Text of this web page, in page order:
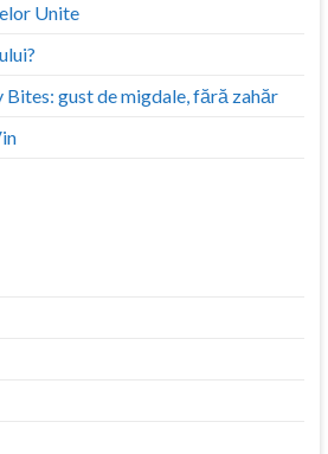
Unite
Bites: gust de migdale, fără zahăr